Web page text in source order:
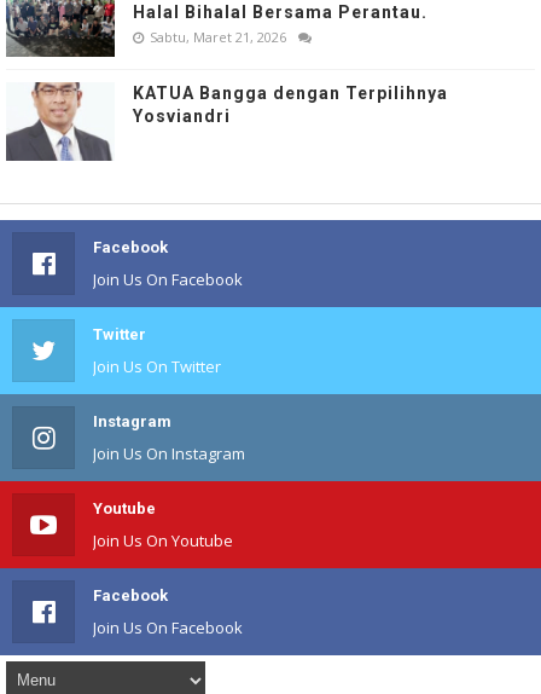
Halal Bihalal Bersama Perantau.
Sabtu, Maret 21, 2026
KATUA Bangga dengan Terpilihnya
Yosviandri
Facebook
Join Us On Facebook
Twitter
Join Us On Twitter
Instagram
Join Us On Instagram
Youtube
Join Us On Youtube
Facebook
Join Us On Facebook